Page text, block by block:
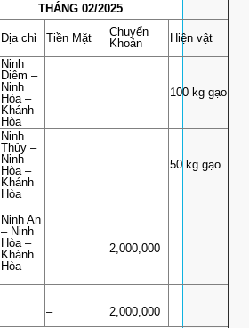
THÁNG 02/2025
Địa chỉ Tiền Mặt
Chuyển
Khoản
Hiện vật
Ninh
Diêm –
Ninh
Hòa –
Khánh
Hòa
100 kg gạo
Ninh
Thủy –
Ninh
Hòa –
Khánh
Hòa
50 kg gạo
Ninh An
– Ninh
Hòa –
Khánh
Hòa
2,000,000
–
2,000,000